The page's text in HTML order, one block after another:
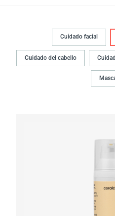
Cuidado facial
Cuidado del cabello